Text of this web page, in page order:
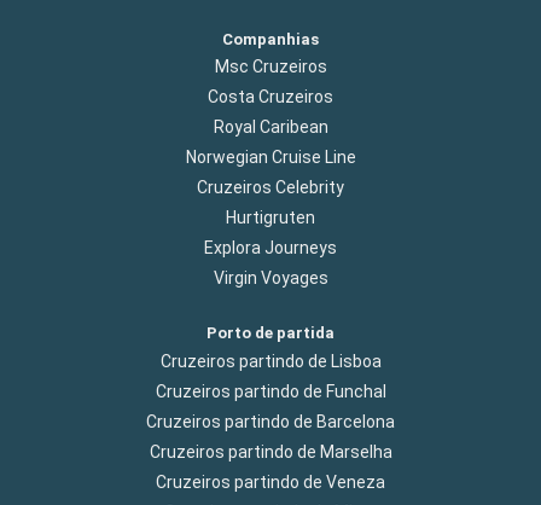
Companhias
Msc Cruzeiros
Costa Cruzeiros
Royal Caribean
Norwegian Cruise Line
Cruzeiros Celebrity
Hurtigruten
Explora Journeys
Virgin Voyages
Porto de partida
Cruzeiros partindo de Lisboa
Cruzeiros partindo de Funchal
Cruzeiros partindo de Barcelona
Cruzeiros partindo de Marselha
Cruzeiros partindo de Veneza